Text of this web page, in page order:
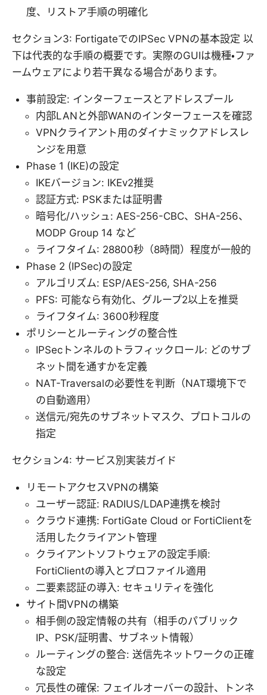
度、リストア手順の明確化
セクション3: FortigateでのIPSec VPNの基本設定 以
下は代表的な手順の概要です。実際のGUIは機種・ファ
ームウェアにより若干異なる場合があります。
事前設定: インターフェースとアドレスプール
内部LANと外部WANのインターフェースを確認
VPNクライアント用のダイナミックアドレスレ
ンジを用意
Phase 1 (IKE)の設定
IKEバージョン: IKEv2推奨
認証方式: PSKまたは証明書
暗号化/ハッシュ: AES-256-CBC、SHA-256、
MODP Group 14 など
ライフタイム: 28800秒（8時間）程度が一般的
Phase 2 (IPSec)の設定
アルゴリズム: ESP/AES-256, SHA-256
PFS: 可能なら有効化、グループ2以上を推奨
ライフタイム: 3600秒程度
ポリシーとルーティングの整合性
IPSecトンネルのトラフィックロール: どのサブ
ネット間を通すかを定義
NAT-Traversalの必要性を判断（NAT環境下で
の自動適用）
送信元/宛先のサブネットマスク、プロトコルの
指定
セクション4: サービス別実装ガイド
リモートアクセスVPNの構築
ユーザー認証: RADIUS/LDAP連携を検討
クラウド連携: FortiGate Cloud or FortiClientを
活用したクライアント管理
クライアントソフトウェアの設定手順:
FortiClientの導入とプロファイル適用
二要素認証の導入: セキュリティを強化
サイト間VPNの構築
相手側の設定情報の共有（相手のパブリック
IP、PSK/証明書、サブネット情報）
ルーティングの整合: 送信先ネットワークの正確
な設定
冗長性の確保: フェイルオーバーの設計、トンネ